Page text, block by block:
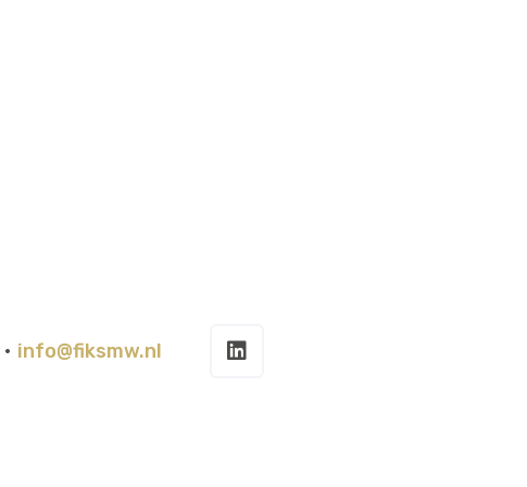
• info@fiksmw.nl